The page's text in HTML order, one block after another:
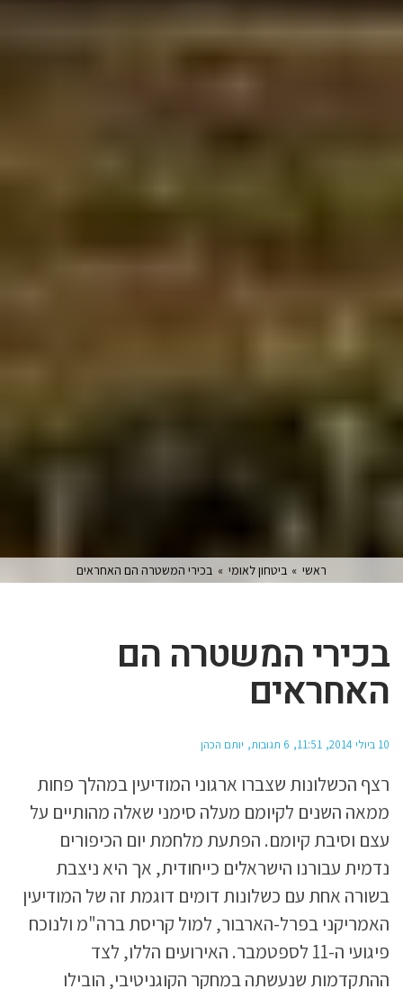
ראשי » ביטחון לאומי » בכירי המשטרה הם האחראים
בכירי המשטרה הם
האחראים
10 ביולי 2014 11:51 6 תגובות יותם הכהן
רצף הכשלונות שצברו ארגוני המודיעין במהלך פחות
ממאה השנים לקיומם מעלה סימני שאלה מהותיים על
עצם וסיבת קיומם. הפתעת מלחמת יום הכיפורים
נדמית עבורנו הישראלים כייחודית, אך היא ניצבת
בשורה אחת עם כשלונות דומים דוגמת זה של המודיעין
האמריקני בפרל-הארבור, למול קריסת ברה"מ ולנוכח
פיגועי ה-11 לספטמבר. האירועים הללו, לצד
ההתקדמות שנעשתה במחקר הקוגניטיבי, הובילו